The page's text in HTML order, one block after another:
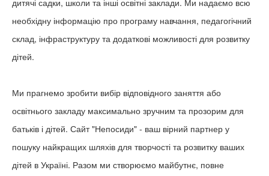
дитячі садки, школи та інші освітні заклади. Ми надаємо всю
необхідну інформацію про програму навчання, педагогічний
склад, інфраструктуру та додаткові можливості для розвитку
дітей.
Ми прагнемо зробити вибір відповідного заняття або
освітнього закладу максимально зручним та прозорим для
батьків і дітей. Сайт "Непосиди" - ваш вірний партнер у
пошуку найкращих шляхів для творчості та розвитку ваших
дітей в Україні. Разом ми створюємо майбутнє, повне